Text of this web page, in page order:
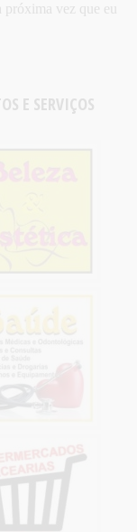
vez que eu
E SERVIÇOS